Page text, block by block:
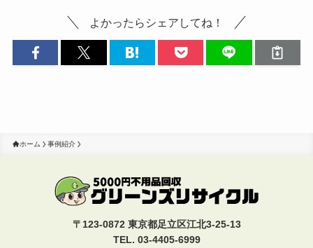
よかったらシェアしてね！
ホーム 事例紹介
〒123-0872 東京都足立区江北3-25-13
TEL. 03-4405-6999